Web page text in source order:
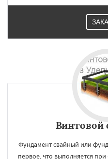
Винтовой
Фундамент свайный или
первое, что выполняется при